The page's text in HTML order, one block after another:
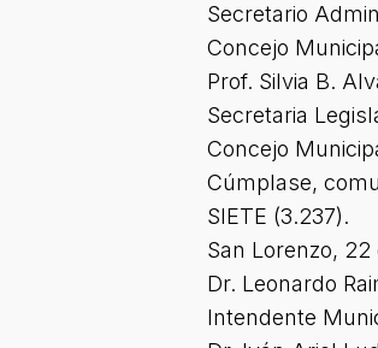
Secretario
Concejo
Prof. Silvia B.
Secretaria
Concejo
Cúmplase,
SIETE (3.237).
San Lorenzo,
Dr. Leonardo
Intendente